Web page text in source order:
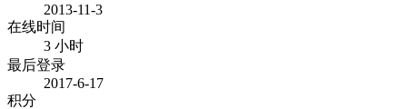
2013-11-3
在线时间
3 小时
最后登录
2017-6-17
积分